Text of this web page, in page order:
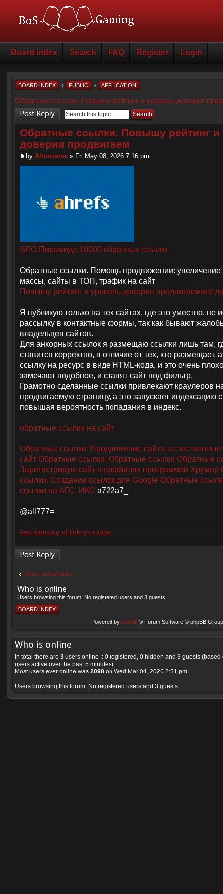
Board index Search FAQ Register Login
BOARD INDEX › PUBLIC › APPLICATION
Обратные ссылки. Повышу рейтинг и уровень доверия
Post a reply
Обратные ссылки. Повышу рейтинг и
доверия продвигаем
by Altonzerse » Fri May 08, 2026 7:16 pm
SEO Пирамида 10000 обратных ссылок
Обратные ссылки. Помощь продвижении: увеличение
массы, сайты в ТОП, трафик на сайт
Повышу рейтинг и уровень доверия продвигаемого
Я публикую только на тех сайтах, где это уместно, не
рассылку в контактные формы, так как бывают
владельцев сайтов.
Для анкорных ссылок я размещаю ссылки лишь там,
ставится корректно, в отличие от тех, кто размещает,
ссылку на ресурс в виде HTML-кода, и это очень
замечают подобное, и ставят сайт под фильтр.
Грамотно сделанные ссылки привлекают краулеров
продвигаемую страницу, а это запускает индексацию
повышая вероятность попадания в индекс.
обратные ссылки на сайт
Обратные ссылки. Продвижение сайта, естественные
сайт Обратные ссылки. Обратные ссылки Обратные
Зарегистрирую сайт в профилях программой Хрумер
ссылки. Создание ссылок для Google Обратные
ссылки на АГС, ИКС a722a7_
@all777=
fast indexing of linksys router
Post a reply
Return to Application
Who is online
Users browsing this forum: No registered users and 3 guests
BOARD INDEX
Powered by phpBB® Forum Software © phpBB
Who is online
In total there are 3 users online :: 0 registered, 0 hidden and 3 guests (based
users active over the past 5 minutes)
Most users ever online was 2098 on Wed Mar 04, 2026 2:31 pm
Users browsing this forum: No registered users and 3 guests